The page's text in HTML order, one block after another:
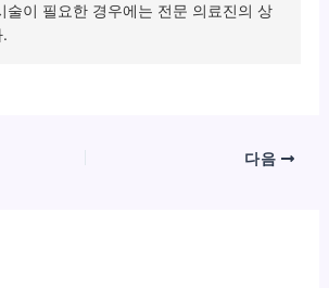
술이 필요한 경우에는 전문 의료진의 상
다음